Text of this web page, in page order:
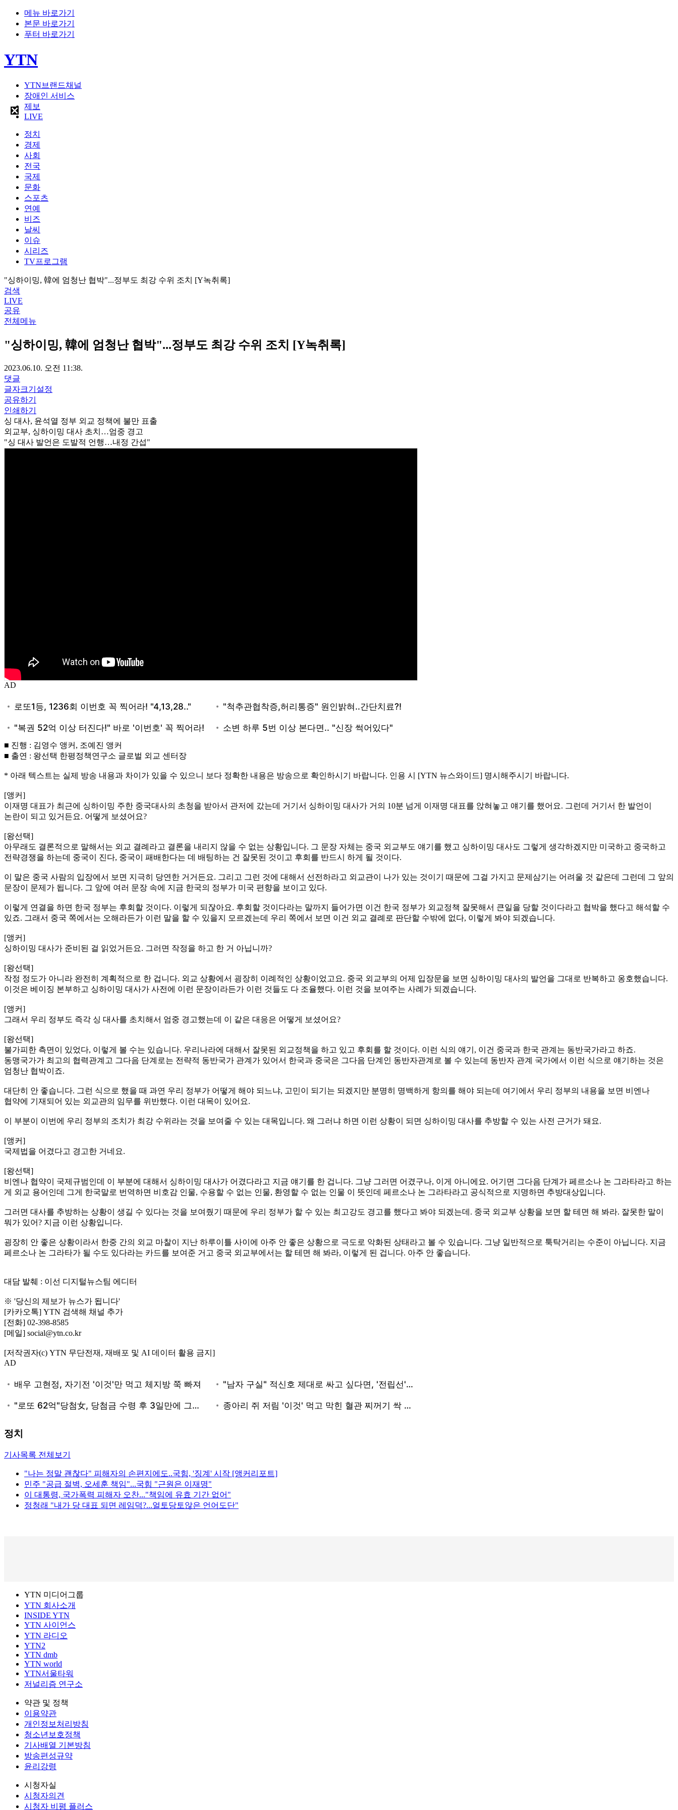
메뉴 바로가기
본문 바로가기
푸터 바로가기
YTN
YTN브랜드채널
장애인 서비스
제보
LIVE
정치
경제
사회
전국
국제
문화
스포츠
연예
비즈
날씨
이슈
시리즈
TV프로그램
"싱하이밍, 韓에 엄청난 협박"...정부도 최강 수위 조치 [Y녹취록]
검색
LIVE
공유
전체메뉴
"싱하이밍, 韓에 엄청난 협박"...정부도 최강 수위 조치 [Y녹취록]
2023.06.10. 오전 11:38.
댓글
글자크기설정
공유하기
인쇄하기
싱 대사, 윤석열 정부 외교 정책에 불만 표출
외교부, 싱하이밍 대사 초치…엄중 경고
"싱 대사 발언은 도발적 언행…내정 간섭"
AD
■ 진행 : 김영수 앵커, 조예진 앵커
■ 출연 : 왕선택 한평정책연구소 글로벌 외교 센터장
* 아래 텍스트는 실제 방송 내용과 차이가 있을 수 있으니 보다 정확한 내용은 방송으로 확인하시기 바랍니다. 인용 시 [YTN 뉴스와이드] 명시해주시기 바랍니다.
[앵커]
이재명 대표가 최근에 싱하이밍 주한 중국대사의 초청을 받아서 관저에 갔는데 거기서 싱하이밍 대사가 거의 10분 넘게 이재명 대표를 앉혀놓고 얘기를 했어요. 그런데 거기서 한 발언이
논란이 되고 있거든요. 어떻게 보셨어요?
[왕선택]
아무래도 결론적으로 말해서는 외교 결례라고 결론을 내리지 않을 수 없는 상황입니다. 그 문장 자체는 중국 외교부도 얘기를 했고 싱하이밍 대사도 그렇게 생각하겠지만 미국하고 중국하고
전략경쟁을 하는데 중국이 진다, 중국이 패배한다는 데 배팅하는 건 잘못된 것이고 후회를 반드시 하게 될 것이다.
이 말은 중국 사람의 입장에서 보면 지극히 당연한 거거든요. 그리고 그런 것에 대해서 선전하라고 외교관이 나가 있는 것이기 때문에 그걸 가지고 문제삼기는 어려울 것 같은데 그런데 그 앞의
문장이 문제가 됩니다. 그 앞에 여러 문장 속에 지금 한국의 정부가 미국 편향을 보이고 있다.
이렇게 연결을 하면 한국 정부는 후회할 것이다. 이렇게 되잖아요. 후회할 것이다라는 말까지 들어가면 이건 한국 정부가 외교정책 잘못해서 큰일을 당할 것이다라고 협박을 했다고 해석할 수
있죠. 그래서 중국 쪽에서는 오해라든가 이런 말을 할 수 있을지 모르겠는데 우리 쪽에서 보면 이건 외교 결례로 판단할 수밖에 없다, 이렇게 봐야 되겠습니다.
[앵커]
싱하이밍 대사가 준비된 걸 읽었거든요. 그러면 작정을 하고 한 거 아닙니까?
[왕선택]
작정 정도가 아니라 완전히 계획적으로 한 겁니다. 외교 상황에서 굉장히 이례적인 상황이었고요. 중국 외교부의 어제 입장문을 보면 싱하이밍 대사의 발언을 그대로 반복하고 옹호했습니다.
이것은 베이징 본부하고 싱하이밍 대사가 사전에 이런 문장이라든가 이런 것들도 다 조율했다. 이런 것을 보여주는 사례가 되겠습니다.
[앵커]
그래서 우리 정부도 즉각 싱 대사를 초치해서 엄중 경고했는데 이 같은 대응은 어떻게 보셨어요?
[왕선택]
불가피한 측면이 있었다, 이렇게 볼 수는 있습니다. 우리나라에 대해서 잘못된 외교정책을 하고 있고 후회를 할 것이다. 이런 식의 얘기, 이건 중국과 한국 관계는 동반국가라고 하죠.
동맹국가가 최고의 협력관계고 그다음 단계로는 전략적 동반국가 관계가 있어서 한국과 중국은 그다음 단계인 동반자관계로 볼 수 있는데 동반자 관계 국가에서 이런 식으로 얘기하는 것은
엄청난 협박이죠.
대단히 안 좋습니다. 그런 식으로 했을 때 과연 우리 정부가 어떻게 해야 되느냐, 고민이 되기는 되겠지만 분명히 명백하게 항의를 해야 되는데 여기에서 우리 정부의 내용을 보면 비엔나
협약에 기재되어 있는 외교관의 임무를 위반했다. 이런 대목이 있어요.
이 부분이 이번에 우리 정부의 조치가 최강 수위라는 것을 보여줄 수 있는 대목입니다. 왜 그러냐 하면 이런 상황이 되면 싱하이밍 대사를 추방할 수 있는 사전 근거가 돼요.
[앵커]
국제법을 어겼다고 경고한 거네요.
[왕선택]
비엔나 협약이 국제규범인데 이 부분에 대해서 싱하이밍 대사가 어겼다라고 지금 얘기를 한 겁니다. 그냥 그러면 어겼구나, 이게 아니에요. 어기면 그다음 단계가 페르소나 논 그라타라고 하는
게 외교 용어인데 그게 한국말로 번역하면 비호감 인물, 수용할 수 없는 인물, 환영할 수 없는 인물 이 뜻인데 페르소나 논 그라타라고 공식적으로 지명하면 추방대상입니다.
그러면 대사를 추방하는 상황이 생길 수 있다는 것을 보여줬기 때문에 우리 정부가 할 수 있는 최고강도 경고를 했다고 봐야 되겠는데. 중국 외교부 상황을 보면 할 테면 해 봐라. 잘못한 말이
뭐가 있어? 지금 이런 상황입니다.
굉장히 안 좋은 상황이라서 한중 간의 외교 마찰이 지난 하루이틀 사이에 아주 안 좋은 상황으로 극도로 악화된 상태라고 볼 수 있습니다. 그냥 일반적으로 툭탁거리는 수준이 아닙니다. 지금
페르소나 논 그라타가 될 수도 있다라는 카드를 보여준 거고 중국 외교부에서는 할 테면 해 봐라, 이렇게 된 겁니다. 아주 안 좋습니다.
대담 발췌 : 이선 디지털뉴스팀 에디터
※ '당신의 제보가 뉴스가 됩니다'
[카카오톡] YTN 검색해 채널 추가
[전화] 02-398-8585
[메일] social@ytn.co.kr
[저작권자(c) YTN 무단전재, 재배포 및 AI 데이터 활용 금지]
AD
정치
기사목록 전체보기
"나는 정말 괜찮다" 피해자의 손편지에도..국힘, '징계' 시작 [앵커리포트]
민주 "공급 절벽, 오세훈 책임"...국힘 "근원은 이재명"
이 대통령, 국가폭력 피해자 오찬..."책임에 유효 기간 없어"
정청래 "내가 당 대표 되면 레임덕?...얼토당토않은 언어도단"
YTN 미디어그룹
YTN 회사소개
INSIDE YTN
YTN 사이언스
YTN 라디오
YTN2
YTN dmb
YTN world
YTN서울타워
저널리즘 연구소
약관 및 정책
이용약관
개인정보처리방침
청소년보호정책
기사배열 기본방침
방송편성규약
윤리강령
시청자실
시청자의견
시청자 비평 플러스